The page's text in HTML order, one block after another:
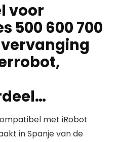
voor
500 600 700
vervanging
met iRobot
in Spanje van de